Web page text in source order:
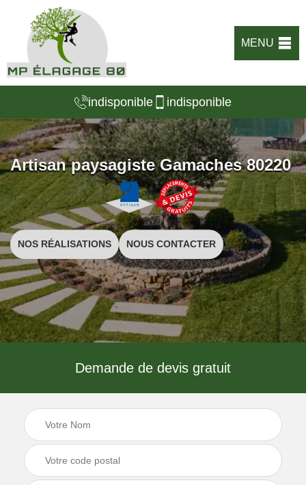
MENU
indisponible indisponible
Artisan paysagiste Gamaches 80220
NOS RÉALISATIONS NOUS CONTACTER
Demande de devis gratuit